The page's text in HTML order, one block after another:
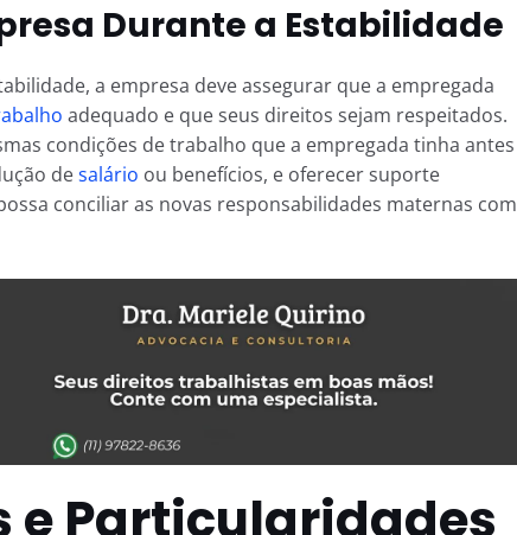
Durante a Estabilidade
a empresa deve assegurar que a empregada
adequado e que seus direitos sejam respeitados.
condições de trabalho que a empregada tinha antes
desalário ou benefícios, e oferecer suporte
conciliar as novas responsabilidades maternas com
e Particularidades